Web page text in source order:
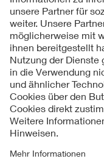
Kontakte
Service
Impressum
Datenschutzinformationen
Cookie Hinweise